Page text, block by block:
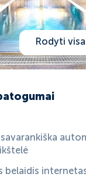
Rodyti
belaidis